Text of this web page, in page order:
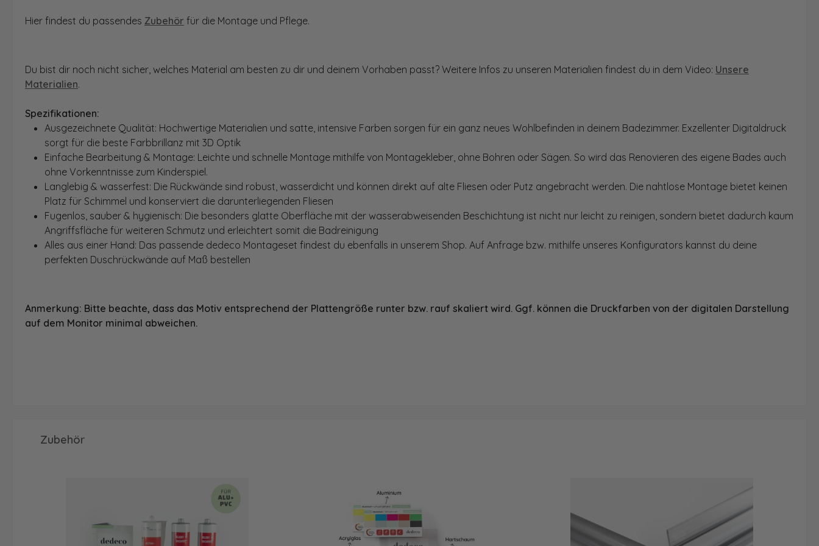
Hier findest du passendes Zubehör für die Montage und Pflege.
Du bist dir noch nicht sicher, welches Material am besten zu dir und deinem Vorhaben passt? Weitere Infos zu unseren Materialien findest du in dem Video: Unsere
Materialien.
Spezifikationen:
Ausgezeichnete Qualität: Hochwertige Materialien und satte, intensive Farben sorgen für ein ganz neues Wohlbefinden in deinem Badezimmer. Exzellenter Digitaldruck
sorgt für die beste Farbbrillanz mit 3D Optik
Einfache Bearbeitung & Montage: Leichte und schnelle Montage mithilfe von Montagekleber, ohne Bohren oder Sägen. So wird das Renovieren des eigene Bades auch
ohne Vorkenntnisse zum Kinderspiel.
Langlebig & wasserfest: Die Rückwände sind robust, wasserdicht und können direkt auf alte Fliesen oder Putz angebracht werden. Die nahtlose Montage bietet keinen
Platz für Schimmel und konserviert die darunterliegenden Fliesen
Fugenlos, sauber & hygienisch: Die besonders glatte Oberfläche mit der wasserabweisenden Beschichtung ist nicht nur leicht zu reinigen, sondern bietet dadurch kaum
Angriffsfläche für weiteren Schmutz und erleichtert somit die Badreinigung
Alles aus einer Hand: Das passende dedeco Montageset findest du ebenfalls in unserem Shop. Auf Anfrage bzw. mithilfe unseres Konfigurators kannst du deine
perfekten Duschrückwände auf Maß bestellen
Anmerkung: Bitte beachte, dass das Motiv entsprechend der Plattengröße runter bzw. rauf skaliert wird. Ggf. können die Druckfarben von der digitalen Darstellung
auf dem Monitor minimal abweichen.
Produktgalerie überspringen
Zubehör